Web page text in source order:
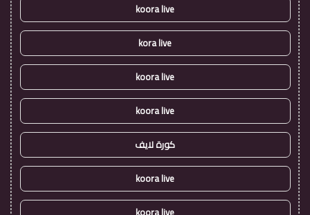
koora live
kora live
koora live
koora live
كورة لايف
koora live